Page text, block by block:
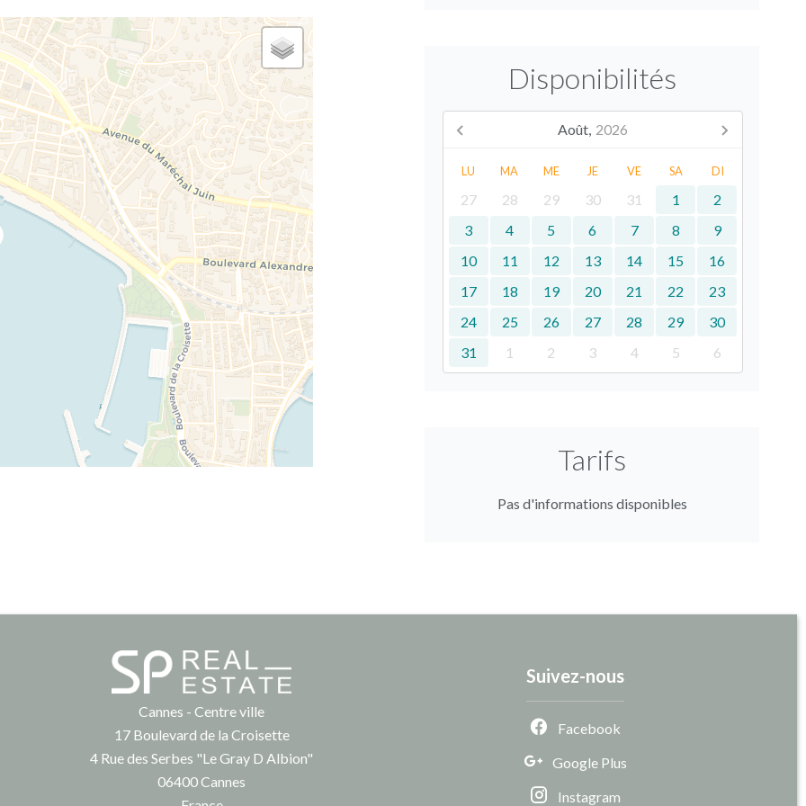
Disponibilités
Août, 2026
LU MA ME JE VE SA DI
27 28 29 30 31 1
2
3
4 5 6 7 8
9
10
11 12 13 14 15
16
17
18 19 20 21 22
23
24
25 26 27 28 29
30
31
1 2 3 4 5 6
Tarifs
Pas d'informations disponibles
Cannes - Centre ville
17 Boulevard de la Croisette
4 Rue des Serbes "Le Gray D Albion"
06400Cannes
Suivez-nous
Facebook
Google Plus
Instagram